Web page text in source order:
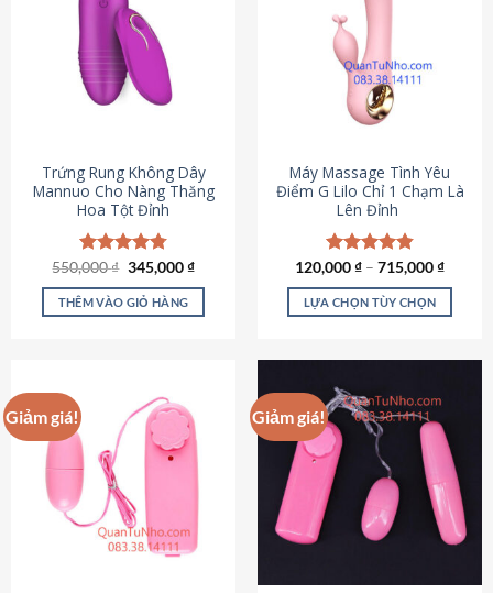
Trứng Rung Không Dây
Mannuo Cho Nàng Thăng
Hoa Tột Đỉnh
Được xếp
hạng4.81
5 sao
550,000₫ Giá
là:
550,000 ₫.
345,000₫Giá
tại
THÊM VÀO GIỎ HÀNG
Máy Massage Tình Yêu
Điểm G Lilo Chỉ 1 Chạm Là
Lên Đỉnh
Được xếp
hạng4.85
5 sao
120,000₫ – 715,000₫
LỰA CHỌN TÙY CHỌN
có
nhiều
biến
thể.
Các
tùy
chọn
Giảm giá! Giảm giá!